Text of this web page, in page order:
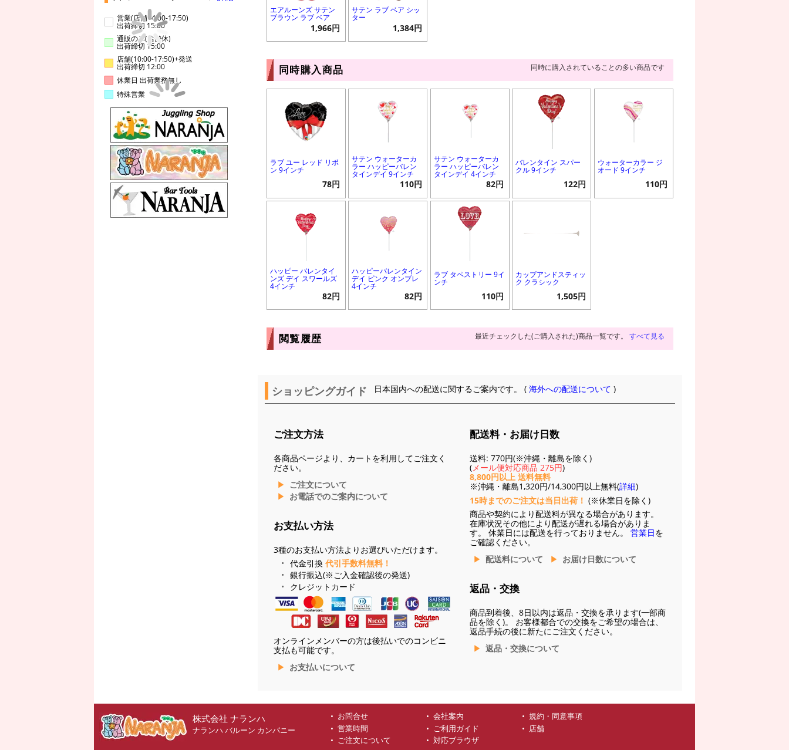
営業(店舗14:00-17:50)
出荷締切 15:00
通販のみ(店舗休)
出荷締切 15:00
店舗(10:00-17:50)+発送
出荷締切 12:00
休業日 出荷業務無し
特殊営業
エアルーンズ サテン
ブラウン ラブ ベア
1,966円
サテン ラブ ベア シッ
ター
1,384円
同時購入商品 同時に購入されていることの多い商品です
ラブ ユー レッド リボ
ン 9インチ
78円
サテン ウォーターカ
ラー ハッピーバレン
タインデイ 9インチ
110円
サテン ウォーターカ
ラー ハッピーバレン
タインデイ 4インチ
82円
バレンタイン スパー
クル 9インチ
122円
ウォーターカラー ジ
オード 9インチ
110円
ハッピー バレンタイ
ンズ デイ スワールズ
4インチ
82円
ハッピーバレンタイン
デイ ピンク オンブレ
4インチ
82円
ラブ タペストリー 9イ
ンチ
110円
カップアンドスティッ
ク クラシック
1,505円
閲覧履歴 最近チェックした(ご購入された)商品一覧です。 すべて見る
ショッピングガイド 日本国内への配送に関するご案内です。 (海外への配送について )
ご注文方法
各商品ページより、カートを利用してご注文く
ださい。
ご注文について
お電話でのご案内について
お支払い方法
3種のお支払い方法よりお選びいただけます。
代金引換 代引手数料無料！
銀行振込(※ご入金確認後の発送)
クレジットカード
オンラインメンバーの方は後払いでのコンビニ
支払も可能です。
お支払いについて
配送料・お届け日数
送料: 770円(※沖縄・離島を除く)
(メール便対応商品 275円)
8,800円以上 送料無料
※沖縄・離島1,320円/14,300円以上無料(詳細)
15時までのご注文は当日出荷！ (※休業日を除く)
商品や契約により配送料が異なる場合があります。
在庫状況その他により配送が遅れる場合がありま
す。 休業日には配送を行っておりません。 営業日を
ご確認ください。
配送料について
お届け日数について
返品・交換
商品到着後、8日以内は返品・交換を承ります(一部商
品を除く)。 お客様都合での交換をご希望の場合は、
返品手続の後に新たにご注文ください。
返品・交換について
株式会社 ナランハ
ナランハ バルーン カンパニー
お問合せ 会社案内
規約・同意事項
営業時間
ご利用ガイド
店舗
ご注文について
対応ブラウザ